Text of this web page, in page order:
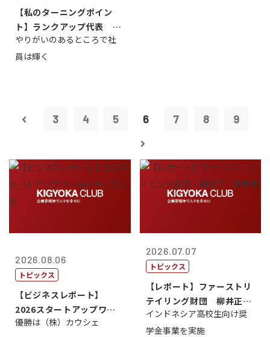
【私のターニングポイン
ト】ランクアップ代表 岩
崎裕美子
やりがいのあるところで社
員は輝く
3 4 5 6 7 8 9
2026.08.06
トピックス
【ビジネスレポート】
2026スタートアップワー
ルドカップ東京
優勝は（株）カウシェ
2026.07.07
トピックス
【レポート】ファーストリ
テイリング財団 柳井正
理事長
インドネシア高校生向け奨
学金事業を実施